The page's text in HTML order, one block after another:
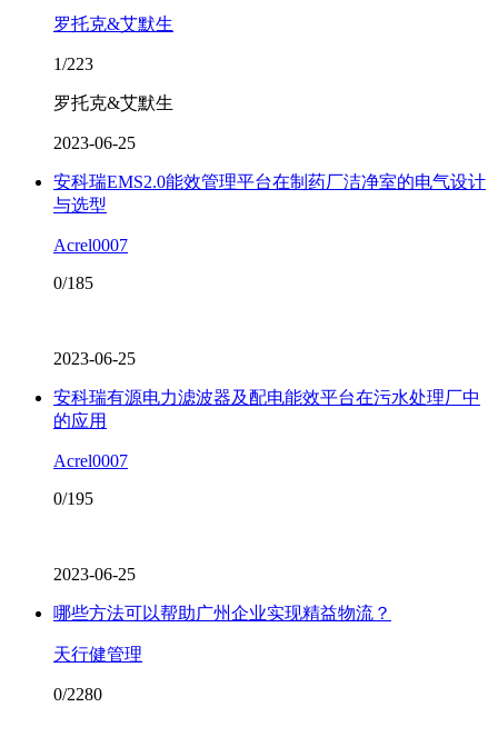
罗托克&艾默生
1/223
罗托克&艾默生
2023-06-25
安科瑞EMS2.0能效管理平台在制药厂洁净室的电气设计
与选型
Acrel0007
0/185
2023-06-25
安科瑞有源电力滤波器及配电能效平台在污水处理厂中
的应用
Acrel0007
0/195
2023-06-25
哪些方法可以帮助广州企业实现精益物流？
天行健管理
0/2280